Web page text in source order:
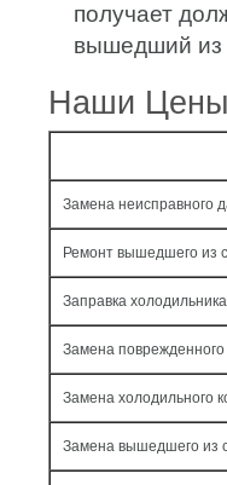
получает
вышедший из
Наши Цены
Замена неисправного
Ремонт вышедшего из
Заправка
Замена
Замена холодильного
Замена вышедшего из